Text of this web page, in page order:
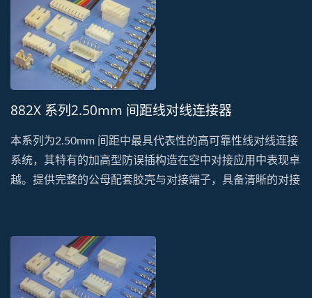
882X 系列2.50mm 间距线对线连接器
本系列为2.50mm 间距中最具代表性的高可靠性线对线连接
系统，其特有的加高型防误插构造在空中对接应用中表现卓
越。提供完整的公母配套胶壳与对接端子，具备清晰的对接
及最新环保认证，能有效防止电弧干扰并提升电气隔绝性
能。广泛应用于自动化设备信号延伸、马达控制配线及空调
系统线束，作为高品质的工业规格替代方案，本系列能完美